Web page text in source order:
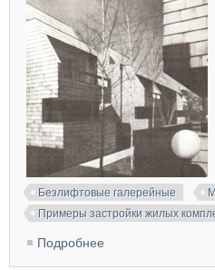
Безлифтовые галерейные
Примеры застройки жилых
Подробнее